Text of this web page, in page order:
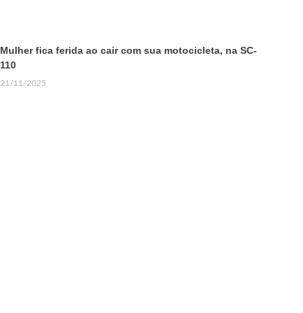
Mulher fica ferida ao cair com sua motocicleta, na SC-
110
21/11/2025